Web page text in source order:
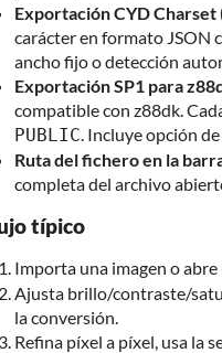
Exportación CYD Charset
carácter en formato JSON
ancho fijo o detección
Exportación SP1 para
compatible con z88dk.
PUBLIC . Incluye opción
Ruta del fichero en la
completa del archivo
típico
Importa una imagen o abre
Ajusta brillo/contraste/
la conversión.
Refina píxel a píxel, usa la